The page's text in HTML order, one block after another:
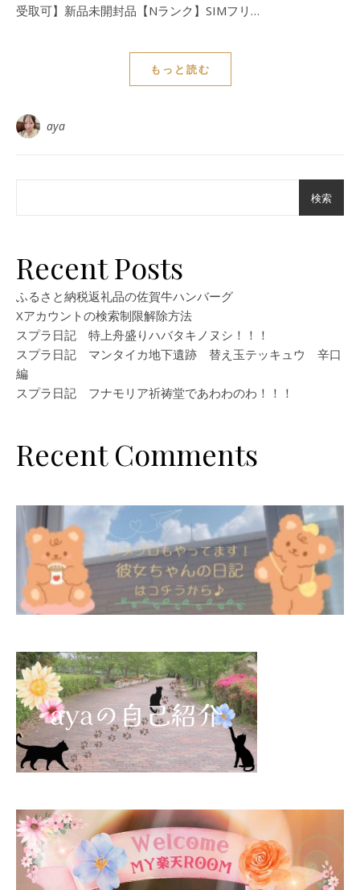
受取可】新品未開封品【Nランク】SIMフリ…
もっと読む
aya
検索
Recent Posts
ふるさと納税返礼品の佐賀牛ハンバーグ
Xアカウントの検索制限解除方法
スプラ日記 特上舟盛りハバタキノヌシ！！！
スプラ日記 マンタイカ地下遺跡 替え玉テッキュウ 辛口
編
スプラ日記 フナモリア祈祷堂であわわのわ！！！
Recent Comments